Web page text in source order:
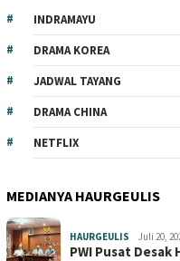
INDRAMAYU
DRAMA KOREA
JADWAL TAYANG
DRAMA CHINA
NETFLIX
MEDIANYA HAURGEULIS
HAURGEULIS Juli 20,
PWI Pusat